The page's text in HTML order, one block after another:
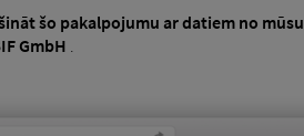
šo pakalpojumu ar datiem no mūsu
GmbH .